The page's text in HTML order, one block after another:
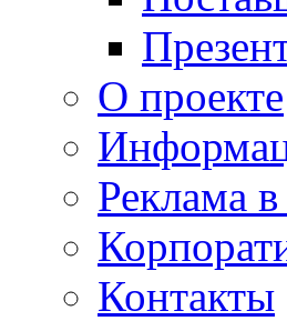
О проекте
Реклама
Контакты